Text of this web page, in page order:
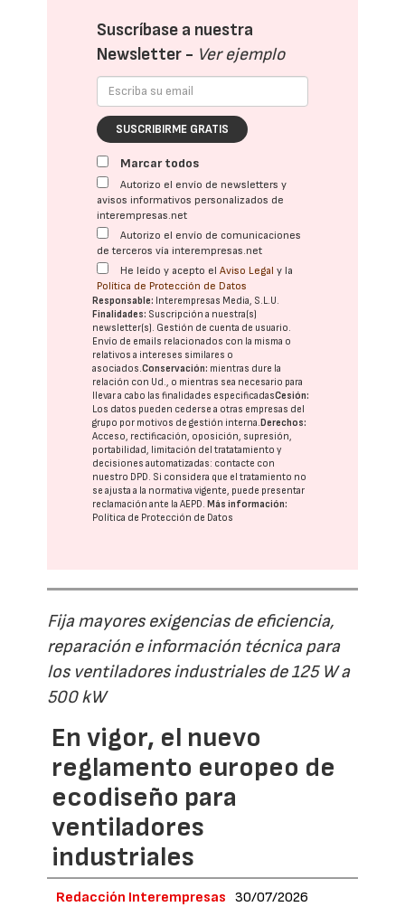
Suscríbase a nuestra
Newsletter - Ver ejemplo
SUSCRIBIRME GRATIS
Marcar todos
Autorizo el envío de newsletters y
avisos informativos personalizados de
interempresas.net
Autorizo el envío de comunicaciones
de terceros vía interempresas.net
He leído y acepto elAviso Legal y la
Política de Protección de Datos
Responsable: Interempresas Media, S.L.U.
Finalidades: Suscripción a nuestra(s)
newsletter(s). Gestión de cuenta de usuario.
Envío de emails relacionados con la misma o
relativos a intereses similares o
asociados.Conservación: mientras dure la
relación con Ud., o mientras sea necesario para
llevar a cabo las finalidades especificadasCesión:
Los datos pueden cederse a otras empresas del
grupo por motivos de gestión interna.Derechos:
Acceso, rectificación, oposición, supresión,
portabilidad, limitación del tratatamiento y
decisiones automatizadas: contacte con
nuestro DPD. Si considera que el tratamiento no
se ajusta a la normativa vigente, puede presentar
reclamación ante laAEPD.Más información:
Política de Protección de Datos
Fija mayores exigencias de eficiencia,
reparación e información técnica para
los ventiladores industriales de 125 W a
500 kW
En vigor, el nuevo
reglamento europeo de
ecodiseño para
ventiladores
industriales
Redacción Interempresas 30/07/2026